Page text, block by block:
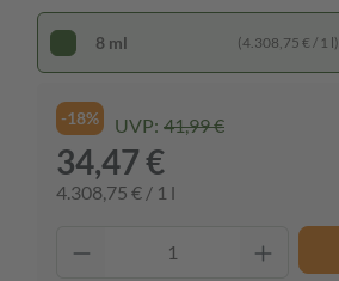
8 ml (4.308,75 € / 1 l)
-18% UVP: 41,99 €
34,47 €
4.308,75 € / 1 l